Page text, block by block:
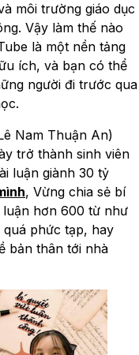
môi trường giáo dục
Vậy làm thế nào
là một nền tảng
ích, và bạn có thể
người đi trước qua
Nam Thuận An)
trở thành sinh viên
luận giành 30 tỷ
, Vừng chia sẻ bí
luận hơn 600 từ như
phức tạp, hay
bản thân tới nhà